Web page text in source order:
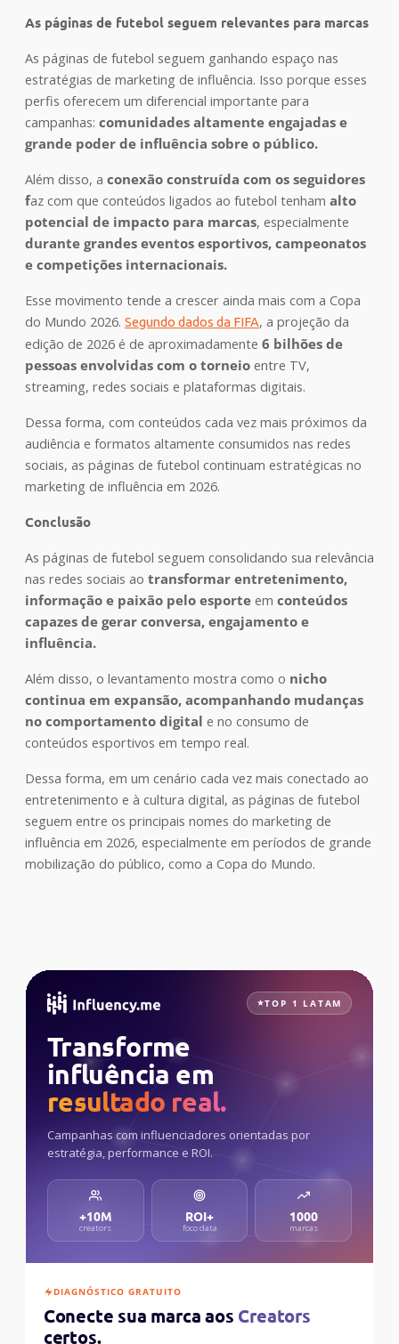
As páginas de futebol seguem relevantes para marcas
As páginas de futebol seguem ganhando espaço nas
estratégias de marketing de influência. Isso porque esses
perfis oferecem um diferencial importante para
campanhas: comunidades altamente engajadas e
grande poder de influência sobre o público.
Além disso, a conexão construída com os seguidores
faz com que conteúdos ligados ao futebol tenham alto
potencial de impacto para marcas, especialmente
durante grandes eventos esportivos, campeonatos
e competições internacionais.
Esse movimento tende a crescer ainda mais com a Copa
do Mundo 2026. Segundo dados da FIFA, a projeção da
edição de 2026 é de aproximadamente 6 bilhões de
pessoas envolvidas com o torneioentre TV,
streaming, redes sociais e plataformas digitais.
Dessa forma, com conteúdos cada vez mais próximos da
audiência e formatos altamente consumidos nas redes
sociais, as páginas de futebol continuam estratégicas no
marketing de influência em 2026.
Conclusão
As páginas de futebol seguem consolidando sua relevância
nas redes sociais ao transformar entretenimento,
informação e paixão pelo esporteem conteúdos
capazes de gerar conversa, engajamento e
influência.
Além disso, o levantamento mostra como o nicho
continua em expansão, acompanhando mudanças
no comportamento digital e no consumo de
conteúdos esportivos em tempo real.
Dessa forma, em um cenário cada vez mais conectado ao
entretenimento e à cultura digital, as páginas de futebol
seguem entre os principais nomes do marketing de
influência em 2026, especialmente em períodos de grande
mobilização do público, como a Copa do Mundo.
TOP 1 LATAM
Transforme
influência em
resultado real.
Campanhas com influenciadores orientadas por
estratégia, performance e ROI.
+10M
creators
ROI+
foco data
1000
marcas
DIAGNÓSTICO GRATUITO
Conecte sua marca aos Creators
certos.